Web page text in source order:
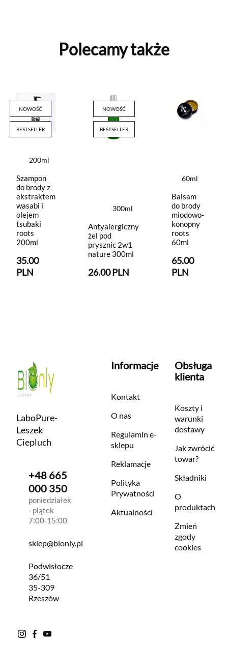
Polecamy także
NOWOŚĆ
BESTSELLER
Szampon
do brody z
ekstraktem
wasabi i
olejem
tsubaki
roots
200ml
35.00
PLN
200ml
NOWOŚĆ
BESTSELLER
Antyalergiczny
żel pod
prysznic 2w1
nature 300ml
26.00 PLN
300ml
Balsam
do brody
miodowo-
konopny
roots
60ml
65.00
PLN
60ml
LaboPure-
Leszek
Ciepluch
+48 665
000 350
poniedziałek
- piątek
7:00-15:00
sklep@bionly.pl
Podwisłocze
36/51
35-309
Rzeszów
Informacje
Kontakt
O nas
Regulamin e-
sklepu
Reklamacje
Polityka
Prywatności
Aktualności
Obsługa
klienta
Koszty i
warunki
dostawy
Jak zwrócić
towar?
Składniki
O
produktach
Zmień
zgody
cookies